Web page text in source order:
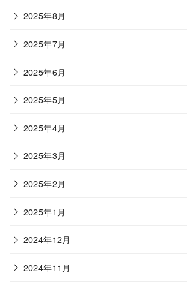
2025年8月
2025年7月
2025年6月
2025年5月
2025年4月
2025年3月
2025年2月
2025年1月
2024年12月
2024年11月